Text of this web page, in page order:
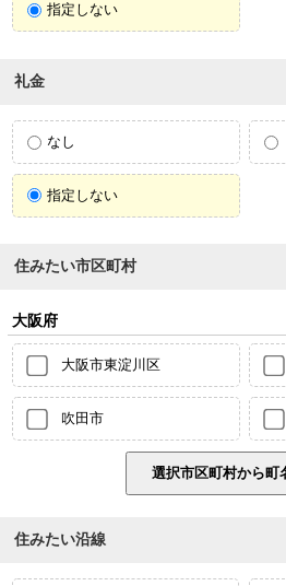
指定しない
礼金
なし
指定しない
住みたい市区町村
大阪府
大阪市東淀川区
吹田市
住みたい沿線